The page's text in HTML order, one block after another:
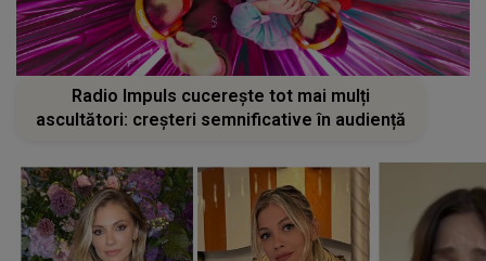
Radio Impuls cucerește tot mai mulți
ascultători: creșteri semnificative în audiență